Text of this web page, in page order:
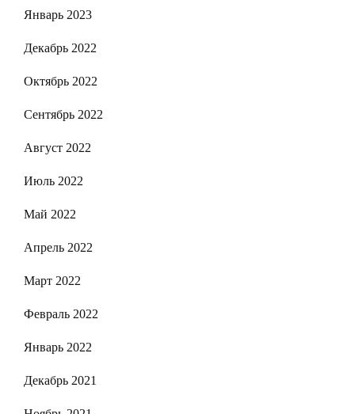
Январь 2023
Декабрь 2022
Октябрь 2022
Сентябрь 2022
Август 2022
Июль 2022
Май 2022
Апрель 2022
Март 2022
Февраль 2022
Январь 2022
Декабрь 2021